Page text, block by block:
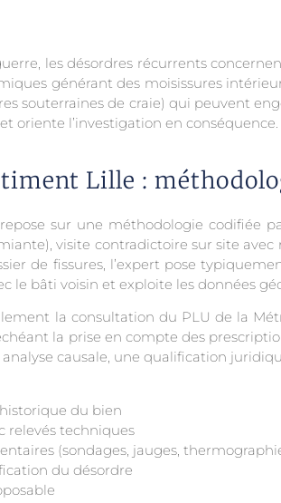
les désordres récurrents
générant des moisissures
souterraines de craie) qui peuvent
oriente l’investigation en conséquence.
Lille :
sur une méthodologie codifiée
visite contradictoire sur site
de fissures, l’expert pose
le bâti voisin et exploite les données
la consultation du PLU de la
la prise en compte des
causale, une qualification
du bien
relevés techniques
(sondages, jauges,
du désordre